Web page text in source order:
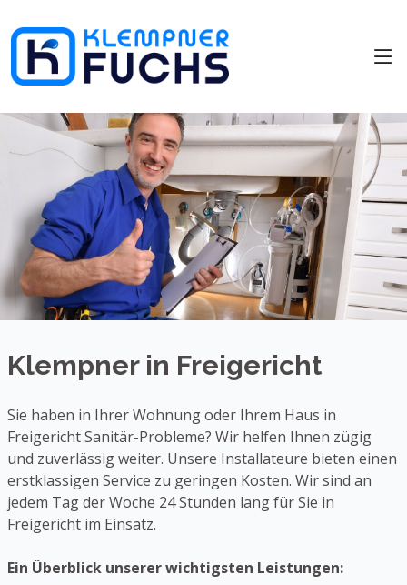
Klempner in Freigericht
Sie haben in Ihrer Wohnung oder Ihrem Haus in
Freigericht Sanitär-Probleme? Wir helfen Ihnen zügig
und zuverlässig weiter. Unsere Installateure bieten einen
erstklassigen Service zu geringen Kosten. Wir sind an
jedem Tag der Woche 24 Stunden lang für Sie in
Freigericht im Einsatz.
Ein Überblick unserer wichtigsten Leistungen: